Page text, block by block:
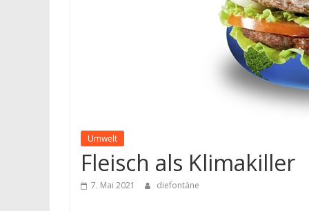
Umwelt
Fleisch als Klimakiller
7. Mai 2021 diefontäne